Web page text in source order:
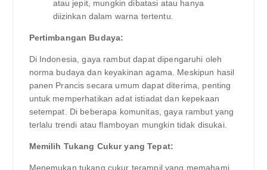
atau jepit, mungkin dibatasi atau hanya
diizinkan dalam warna tertentu.
Pertimbangan Budaya:
Di Indonesia, gaya rambut dapat dipengaruhi oleh
norma budaya dan keyakinan agama. Meskipun hasil
panen Prancis secara umum dapat diterima, penting
untuk memperhatikan adat istiadat dan kepekaan
setempat. Di beberapa komunitas, gaya rambut yang
terlalu trendi atau flamboyan mungkin tidak disukai.
Memilih Tukang Cukur yang Tepat:
Menemukan tukang cukur terampil yang memahami